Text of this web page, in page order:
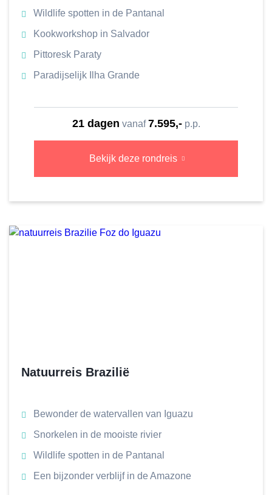
Wildlife spotten in de Pantanal
Kookworkshop in Salvador
Pittoresk Paraty
Paradijselijk Ilha Grande
21 dagen vanaf7.595,-p.p.
Bekijk deze rondreis
Natuurreis Brazilië
Bewonder de watervallen van Iguazu
Snorkelen in de mooiste rivier
Wildlife spotten in de Pantanal
Een bijzonder verblijf in de Amazone